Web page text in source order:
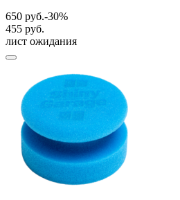
650 руб.-30%
455 руб.
лист ожидания